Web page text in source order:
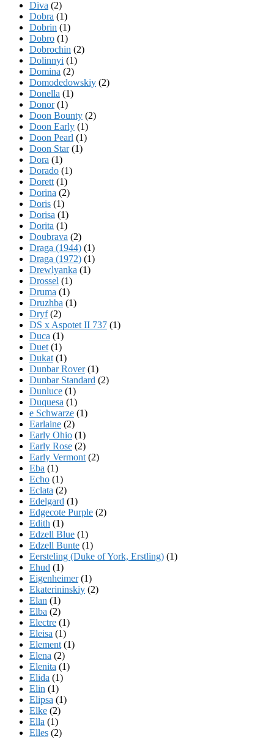
Diva (2)
Dobra (1)
Dobrin (1)
Dobro (1)
Dobrochin (2)
Dolinnyi (1)
Domina (2)
Domodedowskiy (2)
Donella (1)
Donor(1)
Doon Bounty (2)
Doon Early (1)
Doon Pearl (1)
Doon Star(1)
Dora (1)
Dorado (1)
Dorett (1)
Dorina (2)
Doris (1)
Dorisa (1)
Dorita (1)
Doubrava (2)
Draga (1944) (1)
Draga (1972) (1)
Drewlyanka (1)
Drossel (1)
Druma (1)
Druzhba (1)
Dryf(2)
DS x Aspotet II 737 (1)
Duca (1)
Duet (1)
Dukat (1)
Dunbar Rover(1)
Dunbar Standard (2)
Dunluce (1)
Duquesa (1)
e Schwarze (1)
Earlaine (2)
Early Ohio (1)
Early Rose (2)
Early Vermont (2)
Eba (1)
Echo (1)
Eclata (2)
Edelgard (1)
Edgecote Purple (2)
Edith (1)
Edzell Blue (1)
Edzell Bunte (1)
Eersteling (Duke of York, Erstling) (1)
Ehud (1)
Eigenheimer(1)
Ekaterininskiy (2)
Elan (1)
Elba (2)
Electre (1)
Eleisa (1)
Element (1)
Elena (2)
Elenita (1)
Elida (1)
Elin (1)
Elipsa (1)
Elke (2)
Ella (1)
Elles (2)